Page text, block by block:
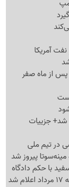
آمریکا
از ماه صفر
در تیم ملی
پیروز شد